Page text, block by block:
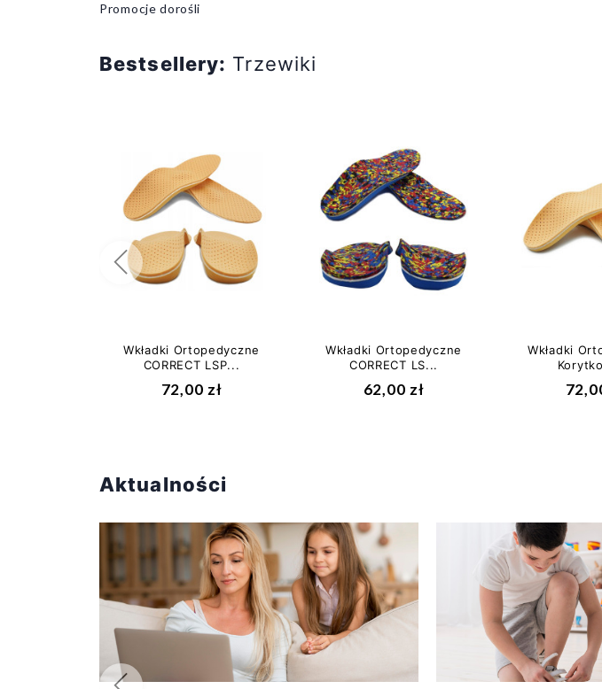
Promocje dorośli
Bestsellery: Trzewiki
Wkładki Ortopedyczne
CORRECT LSP...
72,00 zł
Wkładki Ortopedyczne
CORRECT LS...
62,00 zł
Wkładki
Poprzedni
Aktualności